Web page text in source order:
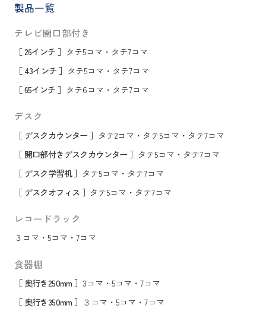
製品一覧
テレビ開口部付き
［ 26インチ ］ タテ5コマ ・ タテ7コマ
［ 43インチ ］ タテ5コマ ・ タテ7コマ
［ 65インチ ］ タテ6コマ ・ タテ7コマ
デスク
［ デスクカウンター ］ タテ2コマ ・ タテ5コマ ・ タテ7コマ
［ 開口部付きデスクカウンター ］ タテ5コマ ・ タテ7コマ
［ デスク学習机 ］ タテ5コマ ・ タテ7コマ
［ デスクオフィス ］ タテ5コマ ・ タテ7コマ
レコードラック
３コマ ・ 5コマ ・ 7コマ
食器棚
［ 奥行き250mm ］ 3コマ ・ 5コマ ・ 7コマ
［ 奥行き350mm ］ ３コマ ・ 5コマ ・ 7コマ